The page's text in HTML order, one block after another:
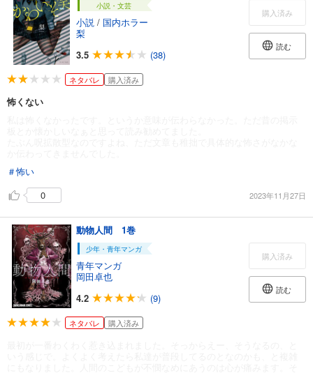
小説・文芸
小説 / 国内ホラー
梨
3.5
(38)
購入済み
読む
ネタバレ 購入済み
怖くない
＃怖い
0
2023年11月27日
動物人間 1巻
少年・青年マンガ
青年マンガ
岡田卓也
4.2
(9)
購入済み
読む
ネタバレ 購入済み